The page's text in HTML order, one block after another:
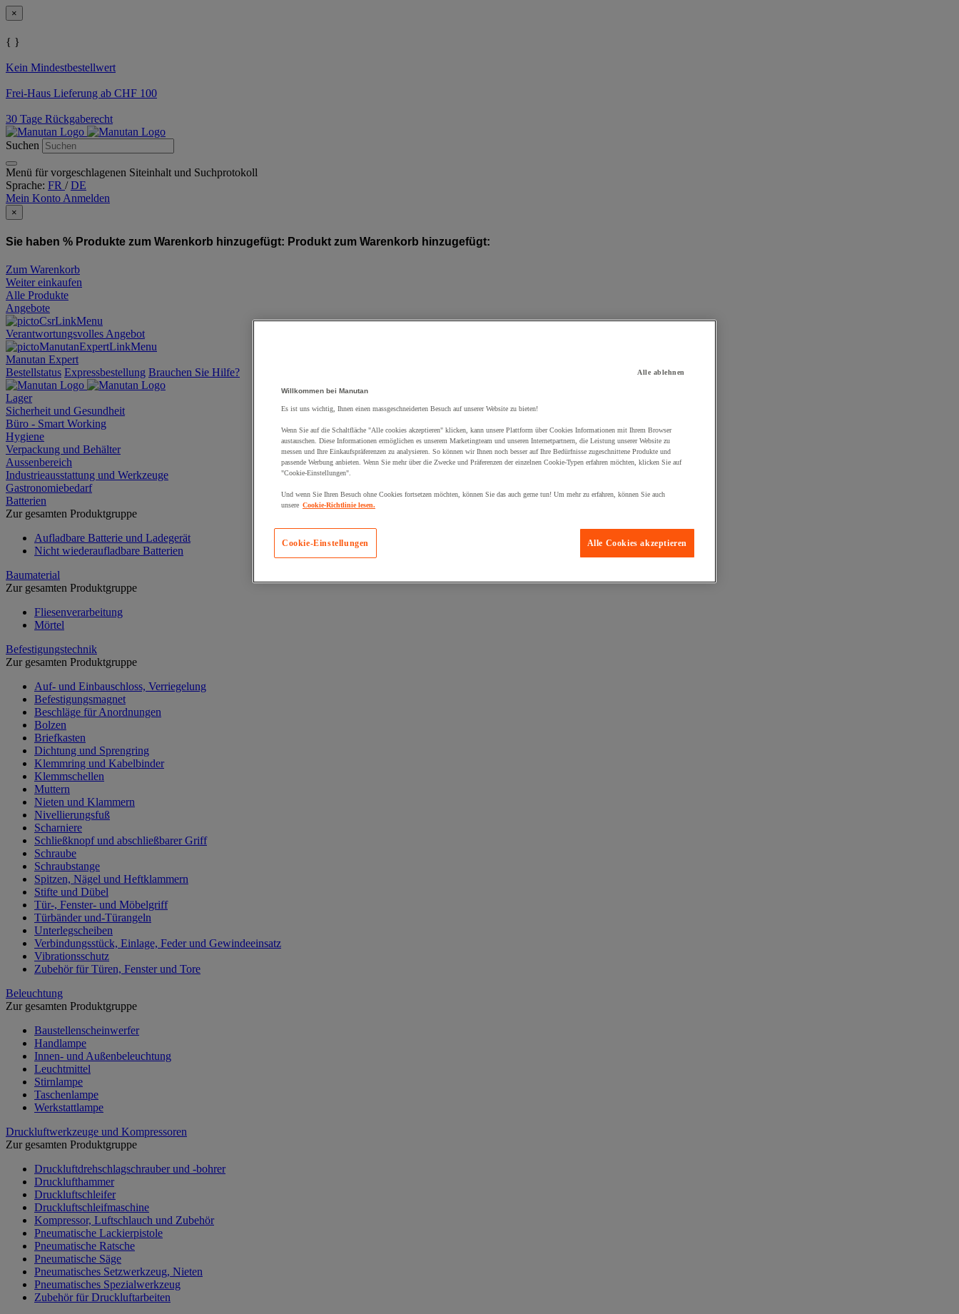
×
{ }
Kein Mindestbestellwert
Frei-Haus Lieferung ab CHF 100
30 Tage Rückgaberecht
Suchen
Menü für vorgeschlagenen Siteinhalt und Suchprotokoll
Sprache: FR /DE
Mein Konto Anmelden
×
Sie haben % Produkte zum Warenkorb hinzugefügt: Produkt zum Warenkorb hinzugefügt:
Zum Warenkorb
Weiter einkaufen
Alle Produkte
Angebote
Verantwortungsvolles Angebot
Manutan Expert
Bestellstatus Expressbestellung Brauchen Sie Hilfe?
Lager
Sicherheit und Gesundheit
Büro - Smart Working
Hygiene
Verpackung und Behälter
Aussenbereich
Industrieausstattung und Werkzeuge
Gastronomiebedarf
Batterien
Zur gesamten Produktgruppe
Aufladbare Batterie und Ladegerät
Nicht wiederaufladbare Batterien
Baumaterial
Zur gesamten Produktgruppe
Fliesenverarbeitung
Mörtel
Befestigungstechnik
Zur gesamten Produktgruppe
Auf- und Einbauschloss, Verriegelung
Befestigungsmagnet
Beschläge für Anordnungen
Bolzen
Briefkasten
Dichtung und Sprengring
Klemmring und Kabelbinder
Klemmschellen
Muttern
Nieten und Klammern
Nivellierungsfuß
Scharniere
Schließknopf und abschließbarer Griff
Schraube
Schraubstange
Spitzen, Nägel und Heftklammern
Stifte und Dübel
Tür-, Fenster- und Möbelgriff
Türbänder und-Türangeln
Unterlegscheiben
Verbindungsstück, Einlage, Feder und Gewindeeinsatz
Vibrationsschutz
Zubehör für Türen, Fenster und Tore
Beleuchtung
Zur gesamten Produktgruppe
Baustellenscheinwerfer
Handlampe
Innen- und Außenbeleuchtung
Leuchtmittel
Stirnlampe
Taschenlampe
Werkstattlampe
Druckluftwerkzeuge und Kompressoren
Zur gesamten Produktgruppe
Druckluftdrehschlagschrauber und -bohrer
Drucklufthammer
Druckluftschleifer
Druckluftschleifmaschine
Kompressor, Luftschlauch und Zubehör
Pneumatische Lackierpistole
Pneumatische Ratsche
Pneumatische Säge
Pneumatisches Setzwerkzeug, Nieten
Pneumatisches Spezialwerkzeug
Zubehör für Druckluftarbeiten
Alle ablehnen
Willkommen bei Manutan
Es ist uns wichtig, Ihnen einen massgeschneiderten Besuch auf unserer Website zu bieten!
Wenn Sie auf die Schaltfläche "Alle cookies akzeptieren" klicken, kann unsere Plattform über Cookies Informationen mit Ihrem Browser
austauschen. Diese Informationen ermöglichen es unserem Marketingteam und unseren Internetpartnern, die Leistung unserer Website zu
messen und Ihre Einkaufspräferenzen zu analysieren. So können wir Ihnen noch besser auf Ihre Bedürfnisse zugeschnittene Produkte und
passende Werbung anbieten. Wenn Sie mehr über die Zwecke und Präferenzen der einzelnen Cookie-Typen erfahren möchten, klicken Sie auf
"Cookie-Einstellungen".
Und wenn Sie Ihren Besuch ohne Cookies fortsetzen möchten, können Sie das auch gerne tun! Um mehr zu erfahren, können Sie auch
unsere Cookie-Richtlinie lesen.
Alle Cookies akzeptieren
Cookie-Einstellungen